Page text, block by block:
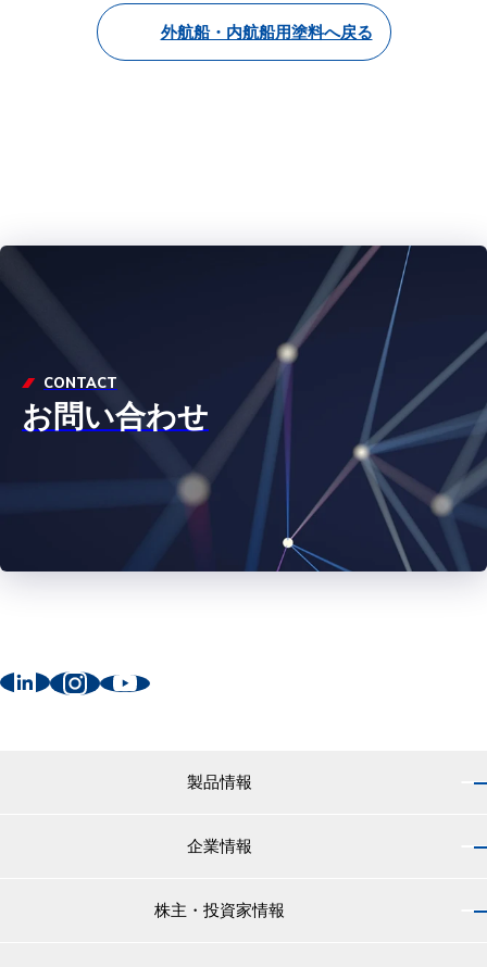
外航船・内航船用塗料へ戻る
CONTACT
お問い合わせ
製品情報
企業情報
株主・投資家情報